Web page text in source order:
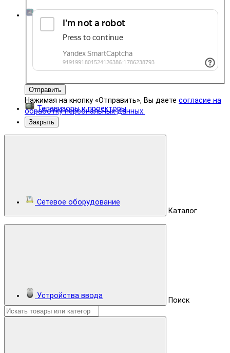
Отправить
Нажимая на кнопку «Отправить», Вы даете согласие на
обработку персональных данных.
Закрыть
Каталог
Поиск
Комплектующие
Телевизоры и проекторы
Сетевое оборудование
Устройства ввода